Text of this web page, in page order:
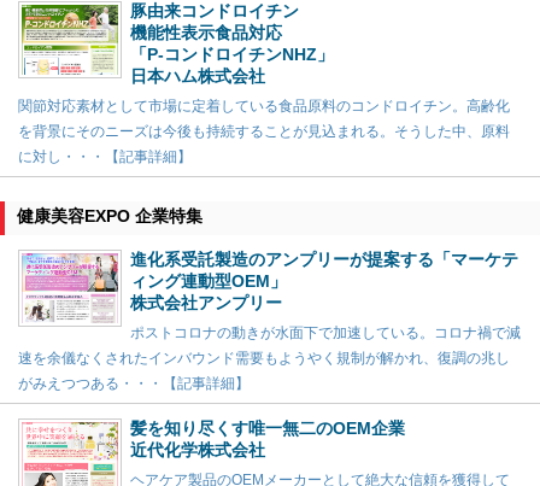
豚由来コンドロイチン
機能性表示食品対応
「P-コンドロイチンNHZ」
日本ハム株式会社
関節対応素材として市場に定着している食品原料のコンドロイチン。高齢化
を背景にそのニーズは今後も持続することが見込まれる。そうした中、原料
に対し・・・【記事詳細】
健康美容EXPO 企業特集
進化系受託製造のアンプリーが提案する「マーケテ
ィング連動型OEM」
株式会社アンプリー
ポストコロナの動きが水面下で加速している。コロナ禍で減
速を余儀なくされたインバウンド需要もようやく規制が解かれ、復調の兆し
がみえつつある・・・【記事詳細】
髪を知り尽くす唯一無二のOEM企業
近代化学株式会社
ヘアケア製品のOEMメーカーとして絶大な信頼を獲得して